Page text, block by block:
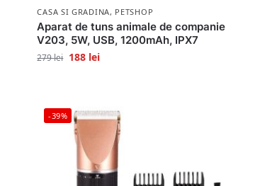
CASA SI GRADINA, PETSHOP
Aparat de tuns animale de companie
V203, 5W, USB, 1200mAh, IPX7
279lei 188 lei
-39%